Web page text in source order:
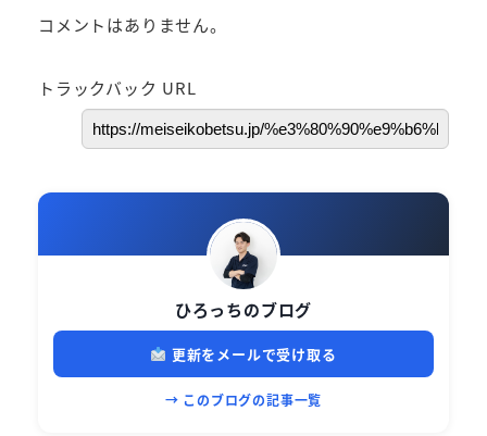
コメントはありません。
トラックバック URL
ひろっちのブログ
更新をメールで受け取る
→ このブログの記事一覧